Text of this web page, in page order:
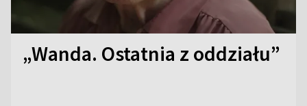
„Wanda. Ostatnia z oddziału”